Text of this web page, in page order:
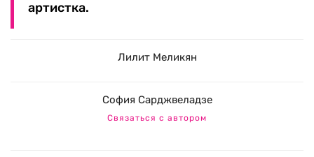
артистка.
Лилит Меликян
София Сарджвеладзе
Связаться с автором